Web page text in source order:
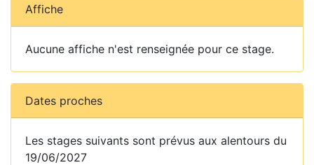
Affiche
Aucune affiche n'est renseignée pour ce stage.
Dates proches
Les stages suivants sont prévus aux alentours du
19/06/2027